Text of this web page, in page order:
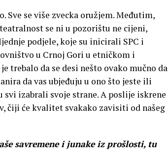
Sve se više zvecka oružjem. Međutim,
se ni u pozorištu ne cijeni,
podjele, koje su inicirali SPC i
u Crnoj Gori u etničkom i
trebalo da se desi nešto ovako mučno da
da vas ubjeđuju u ono što jeste ili
izabrali svoje strane. A poslije iskrene
čiji će kvalitet svakako zavisiti od našeg
savremene i junake iz prošlosti, tu